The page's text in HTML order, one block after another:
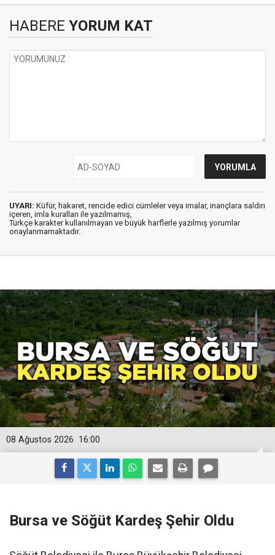
HABERE YORUM KAT
UYARI: Küfür, hakaret, rencide edici cümleler veya imalar, inançlara saldırı
içeren, imla kuralları ile yazılmamış,
Türkçe karakter kullanılmayan ve büyük harflerle yazılmış yorumlar
onaylanmamaktadır.
16:00
08 Ağustos 2026
Bursa ve Söğüt Kardeş Şehir Oldu